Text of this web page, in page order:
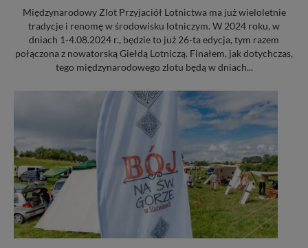
Międzynarodowy Zlot Przyjaciół Lotnictwa ma już wieloletnie
tradycje i renomę w środowisku lotniczym. W 2024 roku, w
dniach 1-4.08.2024 r., będzie to już 26-ta edycja, tym razem
połączona z nowatorską Giełdą Lotniczą. Finałem, jak dotychczas,
tego międzynarodowego zlotu będą w dniach...